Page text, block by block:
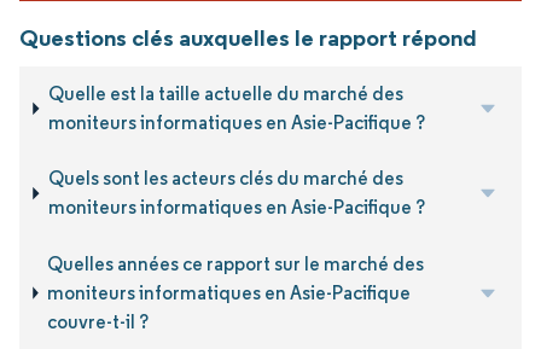
Questions clés auxquelles le rapport répond
Quelle est la taille actuelle du marché des
moniteurs informatiques en Asie-Pacifique ?
Quels sont les acteurs clés du marché des
moniteurs informatiques en Asie-Pacifique ?
Quelles années ce rapport sur le marché des
moniteurs informatiques en Asie-Pacifique
couvre-t-il ?